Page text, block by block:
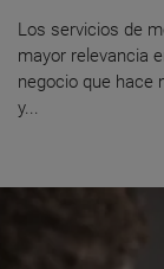
Los servicios de
mayor relevancia
negocio que hace
y...